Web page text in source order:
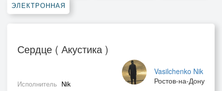
ЭЛЕКТРОННАЯ
Сердце ( Акустика )
Vasilchenko Nik
Ростов-на-Дону
Исполнитель Nik